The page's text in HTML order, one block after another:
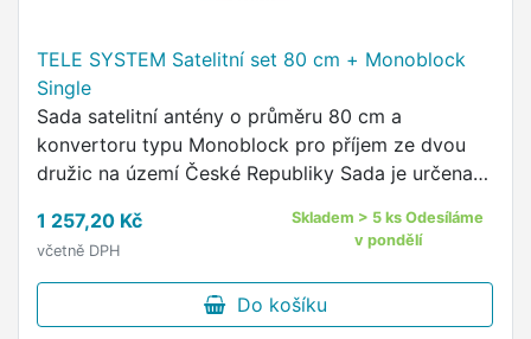
TELE SYSTEM Satelitní set 80 cm + Monoblock
Single
Sada satelitní antény o průměru 80 cm a
konvertoru typu Monoblock pro příjem ze dvou
družic na území České Republiky Sada je určena
satelitním tunerem (DVB-S) …
1 257,20 Kč
včetně DPH
Skladem > 5 ks Odesíláme
v pondělí
Do košíku